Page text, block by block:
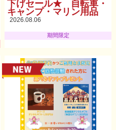
下げセール★ 自転車・
キャンプ・マリン用品
2026.08.06
期間限定